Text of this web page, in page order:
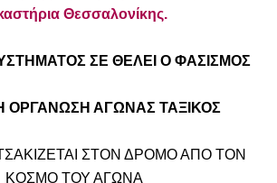
Θεσσαλονίκης.
ΣΕ ΘΕΛΕΙ Ο ΦΑΣΙΣΜΟΣ
ΟΡΓΑΝΩΣΗ ΑΓΩΝΑΣ ΤΑΞΙΚΟΣ
ΣΤΟΝ ΔΡΟΜΟ ΑΠΟ ΤΟΝ
ΚΟΣΜΟ ΤΟΥ ΑΓΩΝΑ